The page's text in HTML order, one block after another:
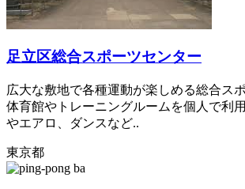
足立区総合スポーツセンター
広大な敷地で各種運動が楽しめる総合ス
体育館やトレーニングルームを個人で利
やエアロ、ダンスなど..
東京都